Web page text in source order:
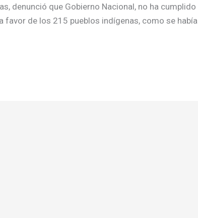
denunció que Gobierno Nacional, no ha cumplido
de los 215 pueblos indígenas, como se había